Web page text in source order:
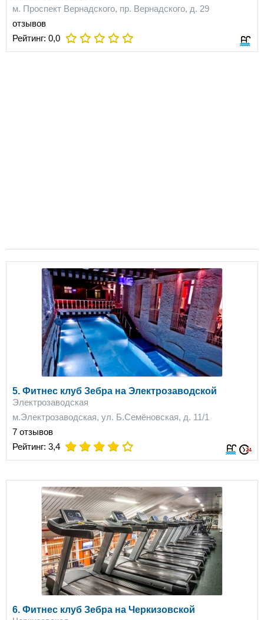
м. Проспект Вернадского, пр. Вернадского, д. 29
отзывов
Рейтинг: 0,0
5. Фитнес клуб Зебра на Электрозаводской
Электрозаводская
м.Электрозаводская, ул. Б.Семёновская, д. 11/1
7 отзывов
Рейтинг: 3,4 on
6. Фитнес клуб Зебра на Черкизовской